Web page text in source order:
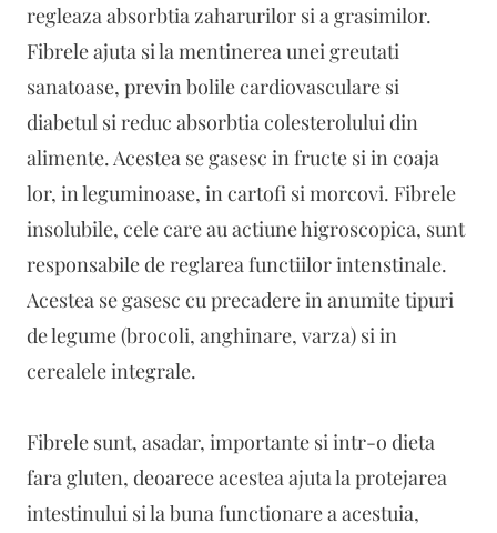
regleaza absorbtia zaharurilor si a grasimilor.
Fibrele ajuta si la mentinerea unei greutati
sanatoase, previn bolile cardiovasculare si
diabetul si reduc absorbtia colesterolului din
alimente. Acestea se gasesc in fructe si in coaja
lor, in leguminoase, in cartofi si morcovi. Fibrele
insolubile, cele care au actiune higroscopica, sunt
responsabile de reglarea functiilor intenstinale.
Acestea se gasesc cu precadere in anumite tipuri
de legume (brocoli, anghinare, varza) si in
cerealele integrale.
Fibrele sunt, asadar, importante si intr-o dieta
fara gluten, deoarece acestea ajuta la protejarea
intestinului si la buna functionare a acestuia,